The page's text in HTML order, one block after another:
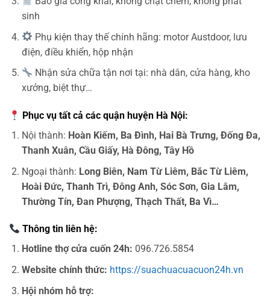
sinh
Phụ kiện thay thế chính hãng: motor Austdoor, lưu
điện, điều khiển, hộp nhận
Nhận sửa chữa tận nơi tại: nhà dân, cửa hàng, kho
xưởng, biệt thự…
Phục vụ tất cả các quận huyện Hà Nội:
Nội thành: Hoàn Kiếm, Ba Đình, Hai Bà Trưng, Đống Đa,
Thanh Xuân, Cầu Giấy, Hà Đông, Tây Hồ
Ngoại thành: Long Biên, Nam Từ Liêm, Bắc Từ Liêm,
Hoài Đức, Thanh Trì, Đông Anh, Sóc Sơn, Gia Lâm,
Thường Tín, Đan Phượng, Thạch Thất, Ba Vì…
Thông tin liên hệ:
Hotline thợ cửa cuốn 24h: 096.726.5854
Website chính thức: https://suachuacuacuon24h.vn
Hội nhóm hỗ trợ: